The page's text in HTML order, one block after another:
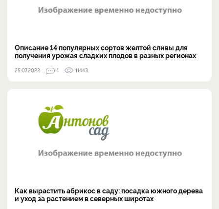
Описание 14 популярных сортов желтой сливы для
получения урожая сладких плодов в разных регионах
25.07.2022 1 11443
Как вырастить абрикос в саду: посадка южного дерева
и уход за растением в северных широтах